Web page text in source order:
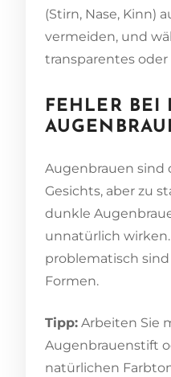
(Stirn, Nase, Kinn)
vermeiden, und
transparentes oder
FEHLER BEI
Augenbrauen sind
Gesichts, aber zu
dunkle
unnatürlich
problematisch
Formen.
Tipp: Arbeiten Sie
Augenbrauenstift
natürlichen